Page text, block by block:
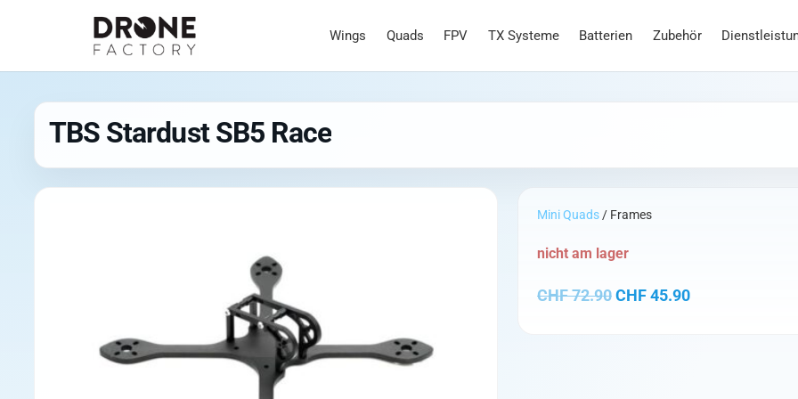
Wings Quads FPV TX Systeme Batterien Zubehör
TBS Stardust SB5 Race
Mini Quads/ Frames
CHF72.90Ursprünglicher Preis war:
CHF45.90Aktueller Preis
nicht am lager